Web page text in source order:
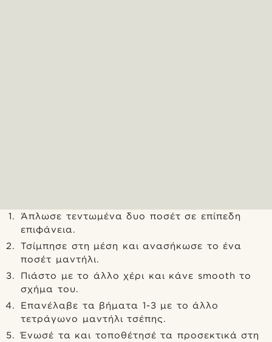
Άπλωσε τεντωμένα δυο ποσέτ σε επίπεδη
επιφάνεια.
Τσίμπησε στη μέση και ανασήκωσε το ένα
ποσέτ μαντήλι.
Πιάστο με το άλλο χέρι και κάνε smooth το
σχήμα του.
Επανέλαβε τα βήματα 1-3 με το άλλο
τετράγωνο μαντήλι τσέπης.
Ένωσέ τα και τοποθέτησέ τα προσεκτικά στη